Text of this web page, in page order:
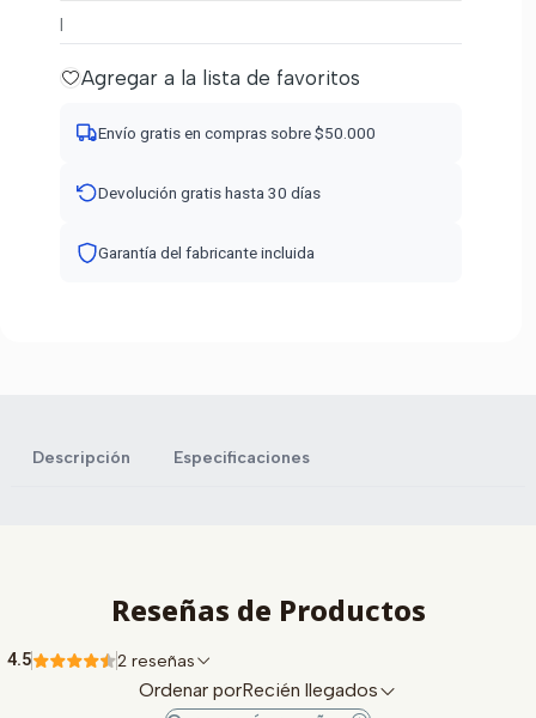
|
Agregar a la lista de favoritos
Envío gratis en compras sobre $50.000
Devolución gratis hasta 30 días
Garantía del fabricante incluida
Descripción Especificaciones
Reseñas de Productos
4.5 2 reseñas
Ordenar porRecién llegados